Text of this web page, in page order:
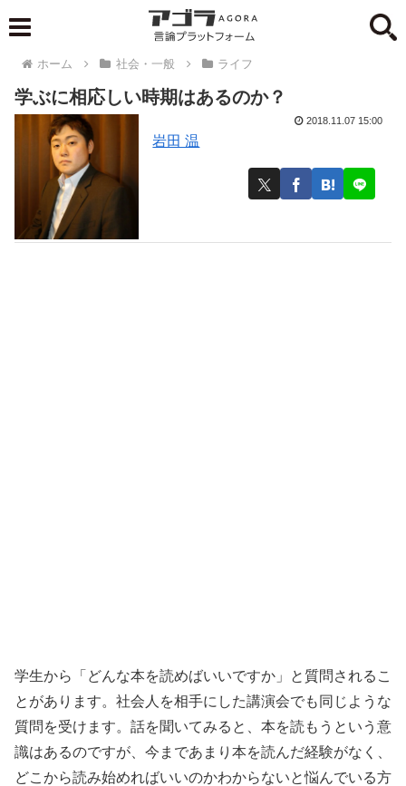
ホーム 社会・一般 ライフ
学ぶに相応しい時期はあるのか？
岩田 温
2018.11.07 15:00
学生から「どんな本を読めばいいですか」と質問されるこ
とがあります。社会人を相手にした講演会でも同じような
質問を受けます。話を聞いてみると、本を読もうという意
識はあるのですが、今まであまり本を読んだ経験がなく、
どこから読み始めればいいのかわからないと悩んでいる方